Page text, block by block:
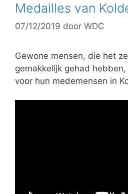
Medailles van
07/12/2019 door WDC
Gewone mensen, die het
gemakkelijk gehad
voor hun medemensen in